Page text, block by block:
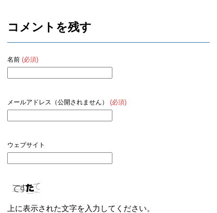
o
コメントを残す
名前 (必須)
メールアドレス（公開されません） (必須)
ウェブサイト
上に表示された文字を入力してください。